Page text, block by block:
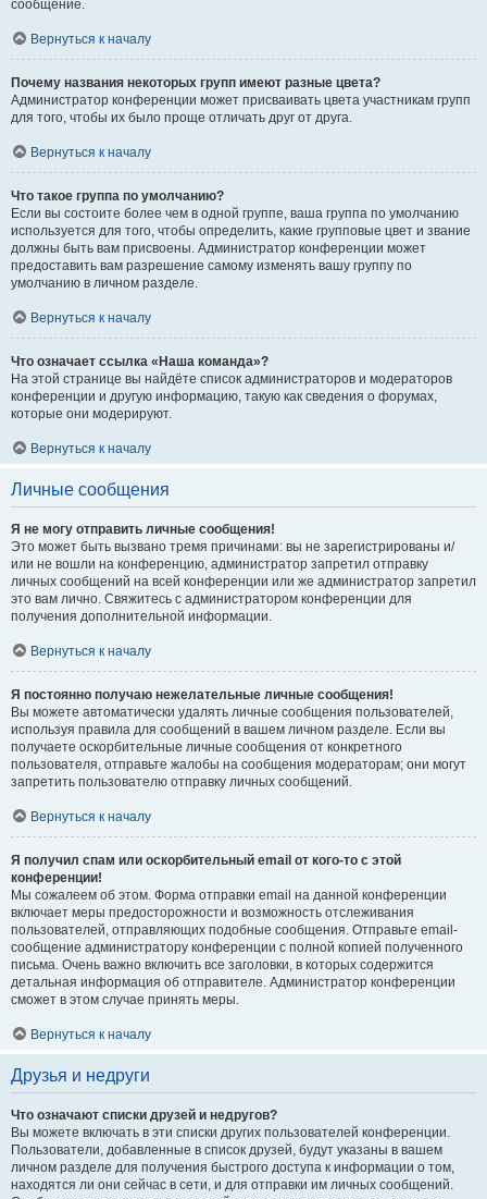
сообщение.
Вернуться к началу
Почему названия некоторых групп имеют разные цвета?
Администратор конференции может присваивать цвета участникам групп
для того, чтобы их было проще отличать друг от друга.
Вернуться к началу
Что такое группа по умолчанию?
Если вы состоите более чем в одной группе, ваша группа по умолчанию
используется для того, чтобы определить, какие групповые цвет и звание
должны быть вам присвоены. Администратор конференции может
предоставить вам разрешение самому изменять вашу группу по
умолчанию в личном разделе.
Вернуться к началу
Что означает ссылка «Наша команда»?
На этой странице вы найдёте список администраторов и модераторов
конференции и другую информацию, такую как сведения о форумах,
которые они модерируют.
Вернуться к началу
Личные сообщения
Я не могу отправить личные сообщения!
Это может быть вызвано тремя причинами: вы не зарегистрированы и/
или не вошли на конференцию, администратор запретил отправку
личных сообщений на всей конференции или же администратор запретил
это вам лично. Свяжитесь с администратором конференции для
получения дополнительной информации.
Вернуться к началу
Я постоянно получаю нежелательные личные сообщения!
Вы можете автоматически удалять личные сообщения пользователей,
используя правила для сообщений в вашем личном разделе. Если вы
получаете оскорбительные личные сообщения от конкретного
пользователя, отправьте жалобы на сообщения модераторам; они могут
запретить пользователю отправку личных сообщений.
Вернуться к началу
Я получил спам или оскорбительный email от кого-то с этой
конференции!
Мы сожалеем об этом. Форма отправки email на данной конференции
включает меры предосторожности и возможность отслеживания
пользователей, отправляющих подобные сообщения. Отправьте email-
сообщение администратору конференции с полной копией полученного
письма. Очень важно включить все заголовки, в которых содержится
детальная информация об отправителе. Администратор конференции
сможет в этом случае принять меры.
Вернуться к началу
Друзья и недруги
Что означают списки друзей и недругов?
Вы можете включать в эти списки других пользователей конференции.
Пользователи, добавленные в список друзей, будут указаны в вашем
личном разделе для получения быстрого доступа к информации о том,
находятся ли они сейчас в сети, и для отправки им личных сообщений.